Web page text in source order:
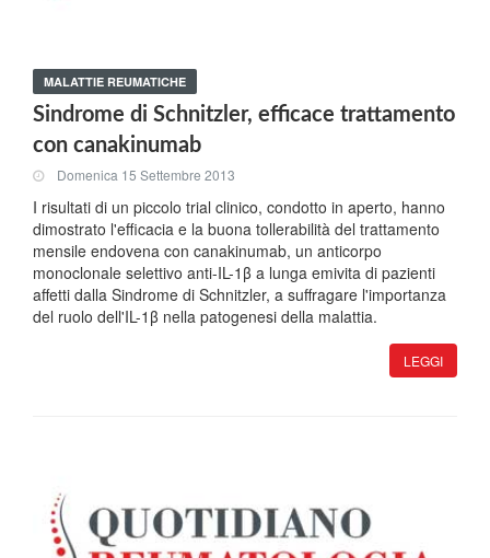
MALATTIE REUMATICHE
Sindrome di Schnitzler, efficace trattamento
con canakinumab
Domenica 15 Settembre 2013
I risultati di un piccolo trial clinico, condotto in aperto, hanno
dimostrato l'efficacia e la buona tollerabilità del trattamento
mensile endovena con canakinumab, un anticorpo
monoclonale selettivo anti-IL-1β a lunga emivita di pazienti
affetti dalla Sindrome di Schnitzler, a suffragare l'importanza
del ruolo dell'IL-1β nella patogenesi della malattia.
LEGGI